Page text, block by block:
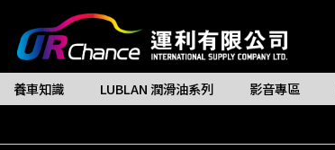
養車知識 LUBLAN 潤滑油系列 影音專區